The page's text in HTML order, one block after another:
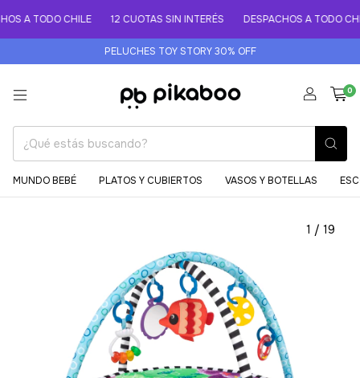
A TODO CHILE 12 CUOTAS SIN INTERÉS DESPACHOS A TODO CHILE
PELUCHES TOY STORY 30% OFF
0
MUNDO BEBÉ PLATOS Y CUBIERTOS VASOS Y BOTELLAS
1 / 19